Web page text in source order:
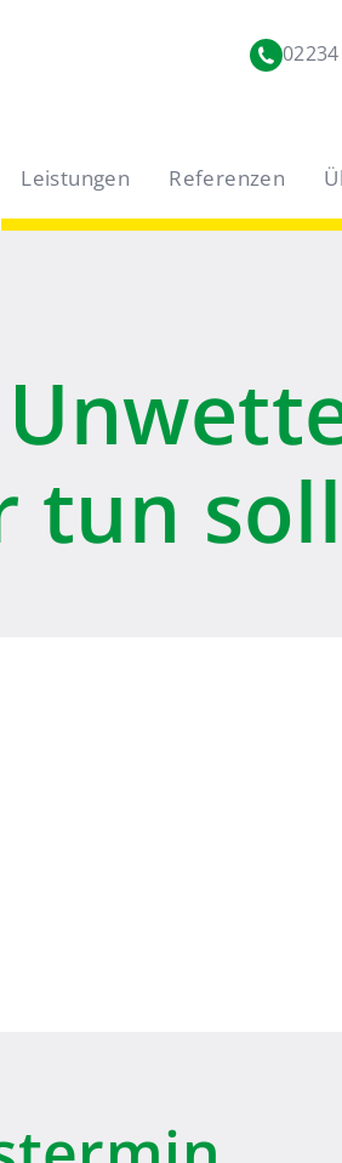
Leistungen Referenzen
tun